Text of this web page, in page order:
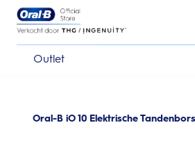
Outlet
Oral-B iO 10 Elektrische